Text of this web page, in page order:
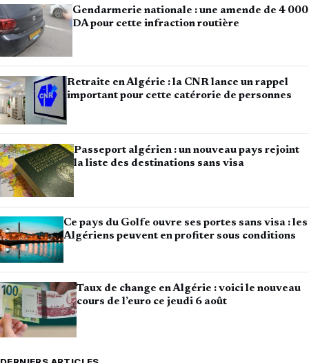
Gendarmerie nationale : une amende de 4 000
DA pour cette infraction routière
Retraite en Algérie : la CNR lance un rappel
important pour cette catérorie de personnes
Passeport algérien : un nouveau pays rejoint
la liste des destinations sans visa
Ce pays du Golfe ouvre ses portes sans visa : les
Algériens peuvent en profiter sous conditions
Taux de change en Algérie : voici le nouveau
cours de l’euro ce jeudi 6 août